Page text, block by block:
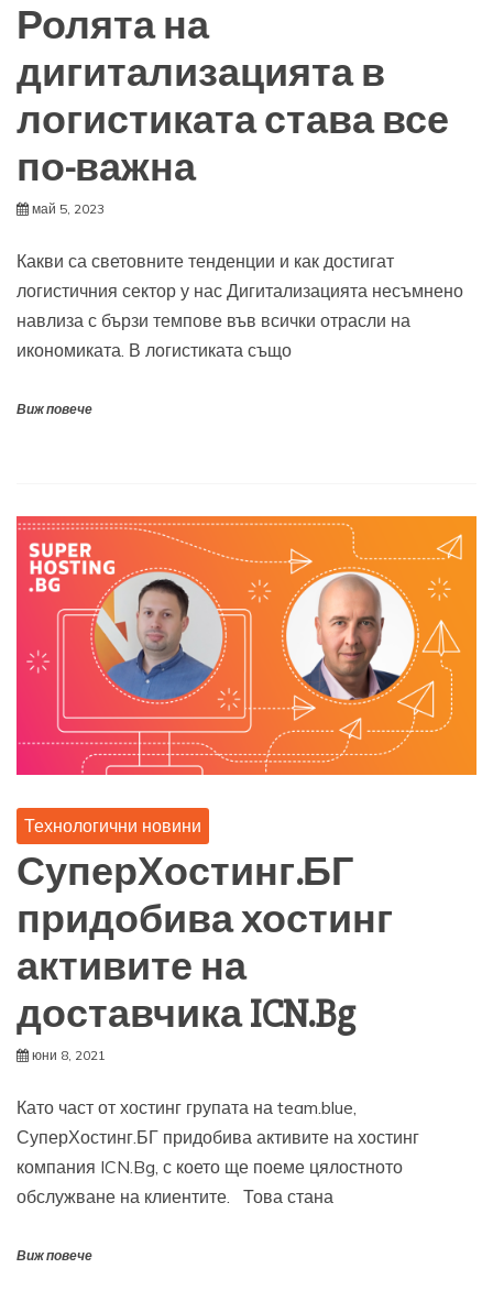
Ролята на
дигитализацията в
логистиката става все
по-важна
май 5, 2023
Какви са световните тенденции и как достигат
логистичния сектор у нас Дигитализацията несъмнено
навлиза с бързи темпове във всички отрасли на
икономиката. В логистиката също
Виж повече
Технологични новини
СуперХостинг.БГ
придобива хостинг
активите на
доставчика ICN.Bg
юни 8, 2021
Като част от хостинг групата на team.blue,
СуперХостинг.БГ придобива активите на хостинг
компания ICN.Bg, с което ще поеме цялостното
обслужване на клиентите. Това стана
Виж повече